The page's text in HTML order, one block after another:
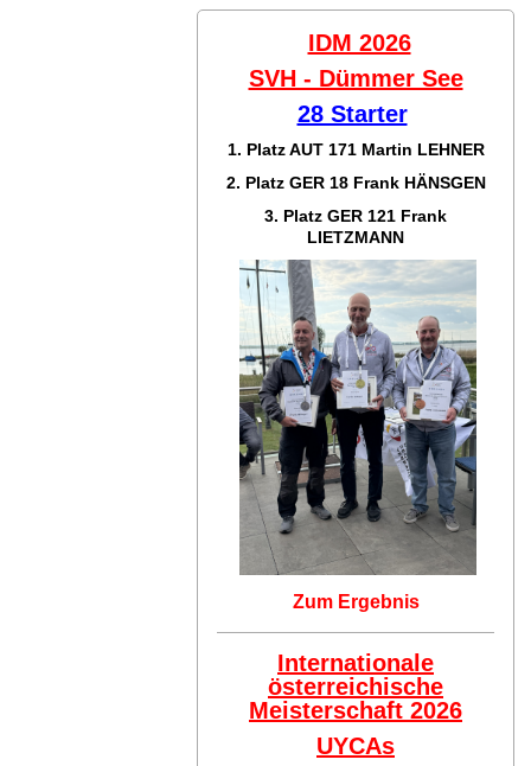
IDM 2026
SVH - Dümmer See
28 Starter
1. Platz AUT 171 Martin LEHNER
2. Platz GER 18 Frank HÄNSGEN
3. Platz GER 121 Frank
LIETZMANN
Zum Ergebnis
Internationale
österreichische
Meisterschaft 2026
UYCAs